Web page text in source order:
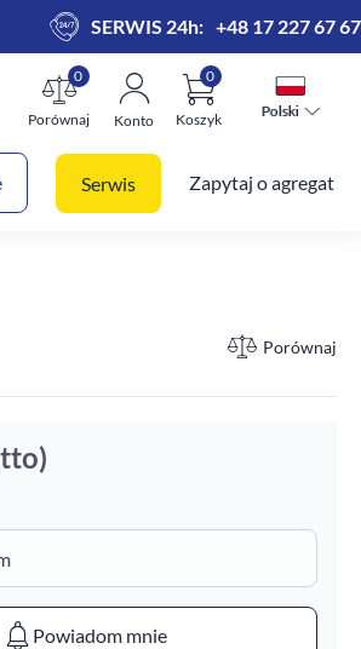
SERWIS 24h: +48 17 227 67 67
Porównaj
0
Konto Koszyk
0
Polski
Polski
Serwis Zapytaj o agregat
Porównaj
Powiadom mnie